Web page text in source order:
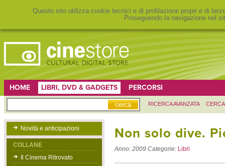
Questo sito utilizza cookie tecnici e di profilazione propri e di
Proseguendo la navigazione nel
HOME LIBRI, DVD & GADGETS PERCORSI
RICERCA AVANZATA
Novità e anticipazioni
COLLANE
Il Cinema Ritrovato
Non solo dive.
Anno:2009 Categorie: Libri